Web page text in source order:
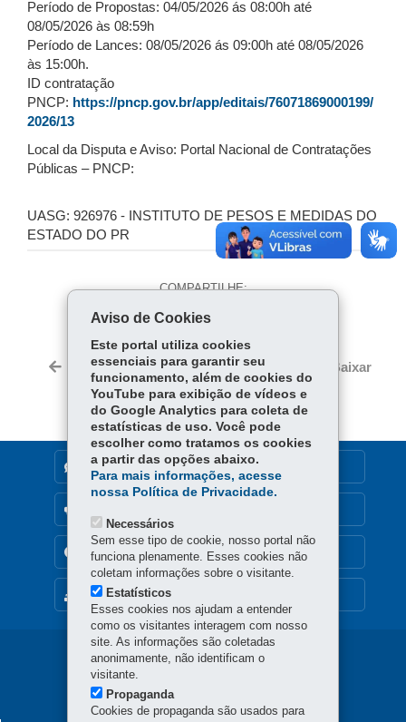
Período de Propostas: 04/05/2026 ás 08:00h até
08/05/2026 às 08:59h
Período de Lances: 08/05/2026 ás 09:00h até 08/05/2026
às 15:00h.
ID contratação
PNCP: https://pncp.gov.br/app/editais/76071869000199/
2026/13
Local da Disputa e Aviso: Portal Nacional de Contratações
Públicas – PNCP:
UASG: 926976 - INSTITUTO DE PESOS E MEDIDAS DO
ESTADO DO PR
COMPARTILHE:
Fa
ce
bo
ok
Tw
itt
er
Ap
p
Voltar Início Imprimir Baixar
MAPA DO SITE
DENUNCIE CORRUPÇÃO
TRANSPARÊNCIA INSTITUCIONAL
Navegação
principal
Aviso de Cookies
Este portal utiliza cookies
essenciais para garantir seu
funcionamento, além de cookies do
YouTube para exibição de vídeos e
do Google Analytics para coleta de
estatísticas de uso. Você pode
escolher como tratamos os cookies
a partir das opções abaixo.
Para mais informações, acesse
nossa Política de Privacidade.
Necessários
Sem esse tipo de cookie, nosso portal não
funciona plenamente. Esses cookies não
coletam informações sobre o visitante.
Estatísticos
Esses cookies nos ajudam a entender
como os visitantes interagem com nosso
site. As informações são coletadas
anonimamente, não identificam o
visitante.
Propaganda
Cookies de propaganda são usados para